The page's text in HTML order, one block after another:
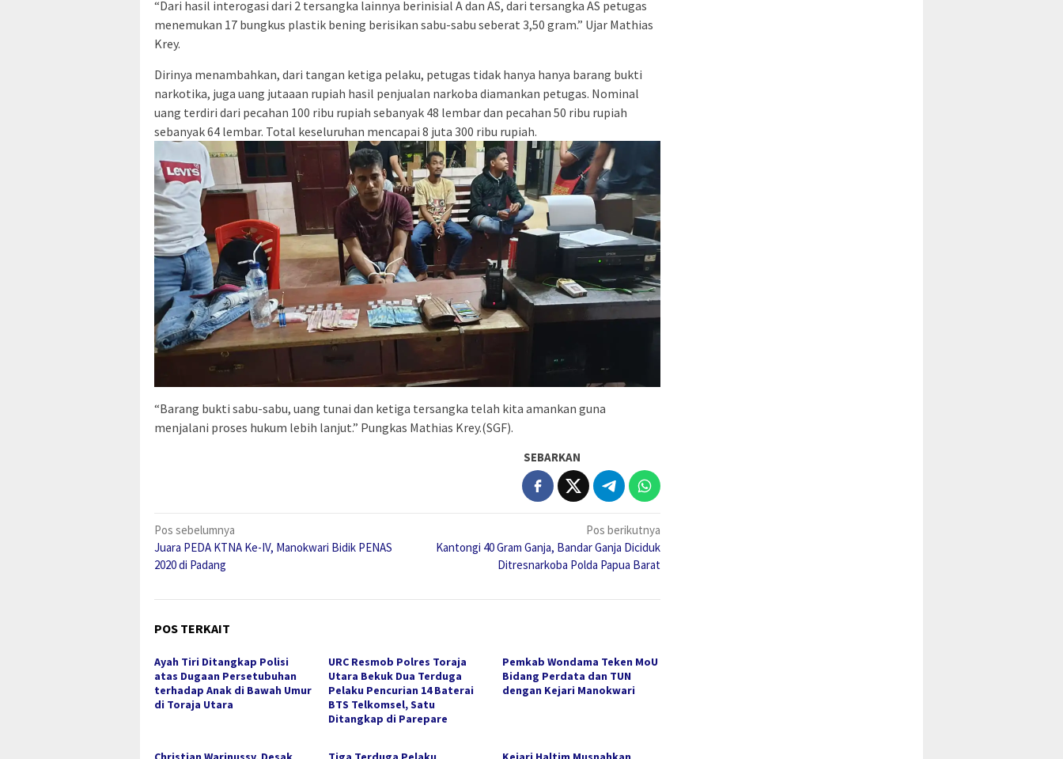
“Dari hasil interogasi dari 2 tersangka lainnya berinisial A dan AS, dari tersangka AS petugas
menemukan 17 bungkus plastik bening berisikan sabu-sabu seberat 3,50 gram.” Ujar Mathias
Krey.
Dirinya menambahkan, dari tangan ketiga pelaku, petugas tidak hanya hanya barang bukti
narkotika, juga uang jutaaan rupiah hasil penjualan narkoba diamankan petugas. Nominal
uang terdiri dari pecahan 100 ribu rupiah sebanyak 48 lembar dan pecahan 50 ribu rupiah
sebanyak 64 lembar. Total keseluruhan mencapai 8 juta 300 ribu rupiah.
“Barang bukti sabu-sabu, uang tunai dan ketiga tersangka telah kita amankan guna
menjalani proses hukum lebih lanjut.” Pungkas Mathias Krey.(SGF).
SEBARKAN
Navigasi
pos
Pos sebelumnya
Juara PEDA KTNA Ke-IV, Manokwari Bidik PENAS
2020 di Padang
Pos berikutnya
Kantongi 40 Gram Ganja, Bandar Ganja Diciduk
Ditresnarkoba Polda Papua Barat
POS TERKAIT
Ayah Tiri Ditangkap Polisi
atas Dugaan Persetubuhan
terhadap Anak di Bawah Umur
di Toraja Utara
URC Resmob Polres Toraja
Utara Bekuk Dua Terduga
Pelaku Pencurian 14 Baterai
BTS Telkomsel, Satu
Ditangkap di Parepare
Pemkab Wondama Teken MoU
Bidang Perdata dan TUN
dengan Kejari Manokwari